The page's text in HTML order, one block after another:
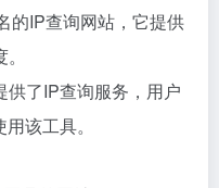
的IP查询网站，它提供
供了IP查询服务，用户
该工具。